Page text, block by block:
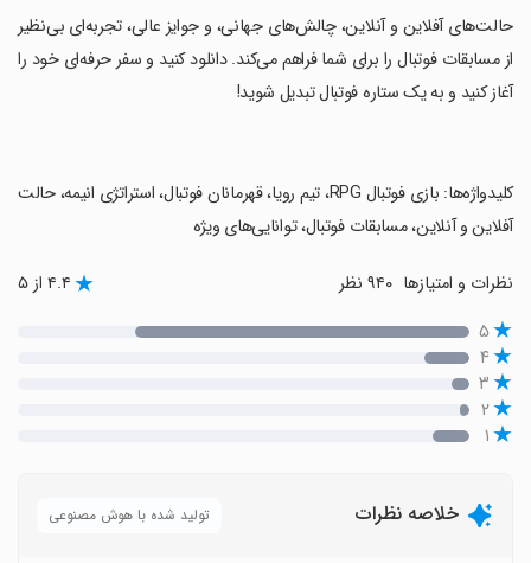
‏حالت‌های آفلاین و آنلاین، چالش‌های جهانی، و جوایز عالی، تجربه‌ای بی‌نظیر
از مسابقات فوتبال را برای شما فراهم می‌کند. دانلود کنید و سفر حرفه‌ای خود را
آغاز کنید و به یک ستاره فوتبال تبدیل شوید!
‏کلیدواژه‌ها: بازی فوتبال RPG، تیم رویا، قهرمانان فوتبال، استراتژی انیمه، حالت
آفلاین و آنلاین، مسابقات فوتبال، توانایی‌های ویژه
نظرات و امتیازها ۴.۴ از ۵
۵
۴
۳
۲
۱
خلاصه نظرات تولید شده با هوش مصنوعی